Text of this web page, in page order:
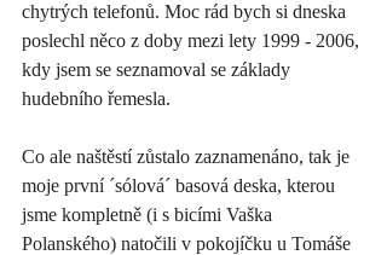
chytrých telefonů. Moc rád bych si dneska
poslechl něco z doby mezi lety 1999 - 2006,
kdy jsem se seznamoval se základy
hudebního řemesla.
Co ale naštěstí zůstalo zaznamenáno, tak je
moje první ´sólová´ basová deska, kterou
jsme kompletně (i s bicími Vaška
Polanského) natočili v pokojíčku u Tomáše